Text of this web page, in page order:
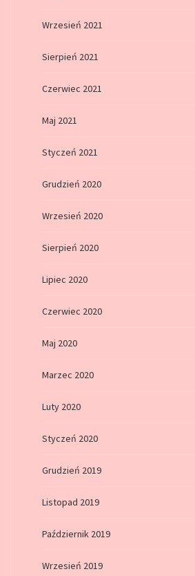
Wrzesień 2021
Sierpień 2021
Czerwiec 2021
Maj 2021
Styczeń 2021
Grudzień 2020
Wrzesień 2020
Sierpień 2020
Lipiec 2020
Czerwiec 2020
Maj 2020
Marzec 2020
Luty 2020
Styczeń 2020
Grudzień 2019
Listopad 2019
Październik 2019
Wrzesień 2019